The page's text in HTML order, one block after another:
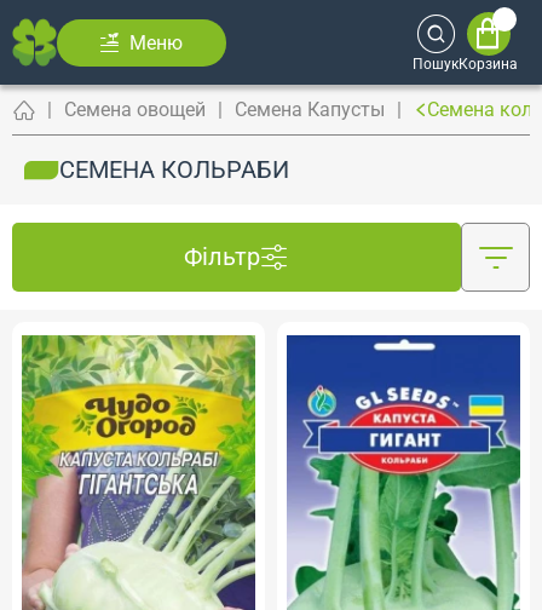
Меню
ПошукКорзина
Семена овощей Семена Капусты Семена
СЕМЕНА КОЛЬРАБИ
Фільтр